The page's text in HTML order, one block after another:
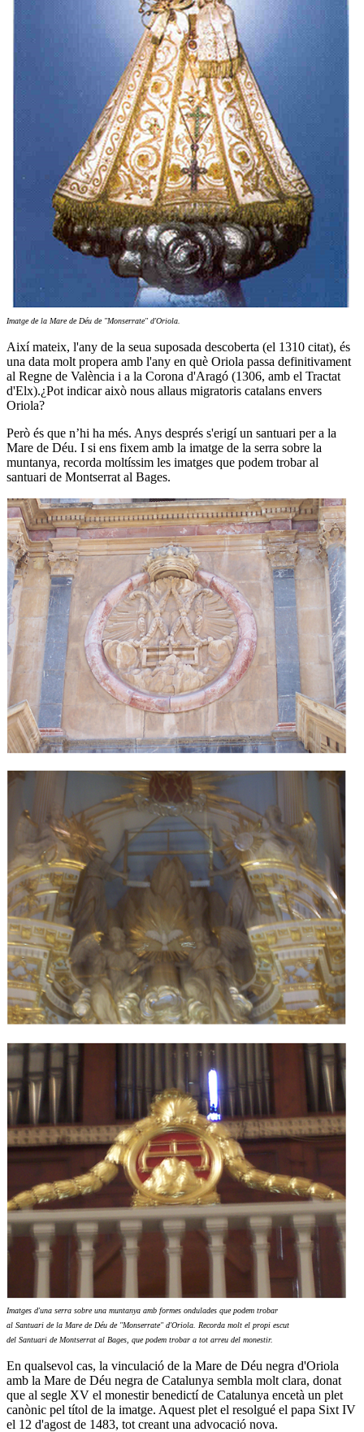
Imatge de la Mare de Déu de "Monserrate" d'Oriola.
Així mateix, l'any de la seua suposada descoberta (el 1310 citat), és
una data molt propera amb l'any en què Oriola passa definitivament
al Regne de València i a la Corona d'Aragó (1306, amb el Tractat
d'Elx).¿Pot indicar això nous allaus migratoris catalans envers
Oriola?
Però és que n’hi ha més. Anys després s'erigí un santuari per a la
Mare de Déu. I si ens fixem amb la imatge de la serra sobre la
muntanya, recorda moltíssim les imatges que podem trobar al
santuari de Montserrat al Bages.
Imatges d'una serra sobre una muntanya amb formes ondulades que podem trobar
al Santuari de la Mare de Déu de "Monserrate" d'Oriola. Recorda molt el propi escut
del Santuari de Montserrat al Bages, que podem trobar a tot arreu del monestir.
En qualsevol cas, la vinculació de la Mare de Déu negra d'Oriola
amb la Mare de Déu negra de Catalunya sembla molt clara, donat
que al segle XV el monestir benedictí de Catalunya encetà un plet
canònic pel títol de la imatge. Aquest plet el resolgué el papa Sixt IV
el 12 d'agost de 1483, tot creant una advocació nova.